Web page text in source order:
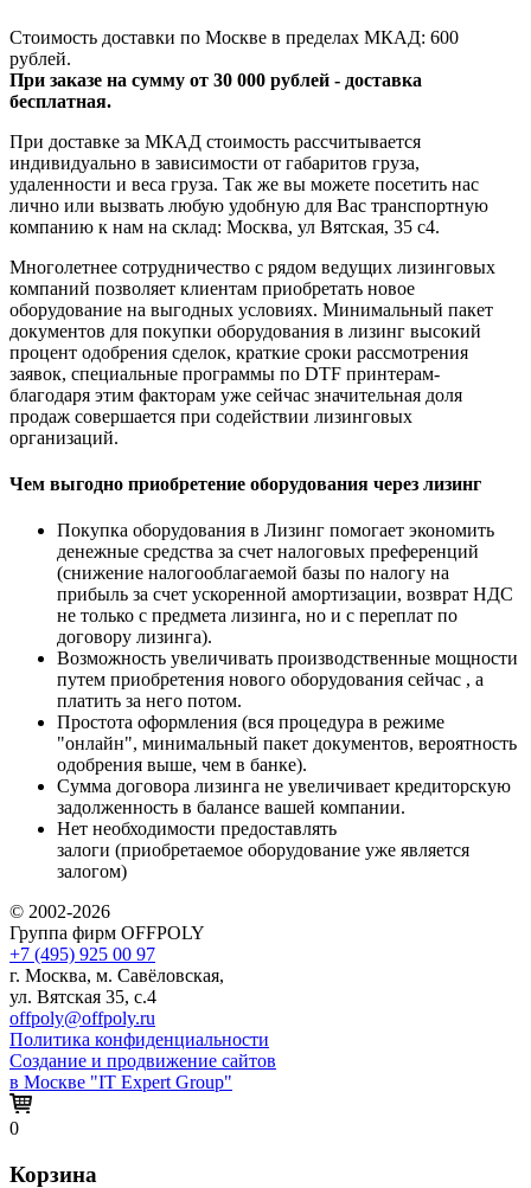
Стоимость доставки по Москве в пределах МКАД: 600
рублей.
При заказе на сумму от 30 000 рублей - доставка
бесплатная.
При доставке за МКАД стоимость рассчитывается
индивидуально в зависимости от габаритов груза,
удаленности и веса груза. Так же вы можете посетить нас
лично или вызвать любую удобную для Вас транспортную
компанию к нам на склад: Москва, ул Вятская, 35 c4.
Многолетнее сотрудничество с рядом ведущих лизинговых
компаний позволяет клиентам приобретать новое
оборудование на выгодных условиях. Минимальный пакет
документов для покупки оборудования в лизинг высокий
процент одобрения сделок, краткие сроки рассмотрения
заявок, специальные программы по DTF принтерам-
благодаря этим факторам уже сейчас значительная доля
продаж совершается при содействии лизинговых
организаций.
Чем выгодно приобретение оборудования через лизинг
Покупка оборудования в Лизинг помогает экономить
денежные средства за счет налоговых преференций
(снижение налогооблагаемой базы по налогу на
прибыль за счет ускоренной амортизации, возврат НДС
не только с предмета лизинга, но и с переплат по
договору лизинга).
Возможность увеличивать производственные мощности
путем приобретения нового оборудования сейчас , а
платить за него потом.
Простота оформления (вся процедура в режиме
"онлайн", минимальный пакет документов, вероятность
одобрения выше, чем в банке).
Сумма договора лизинга не увеличивает кредиторскую
задолженность в балансе вашей компании.
Нет необходимости предоставлять
залоги (приобретаемое оборудование уже является
залогом)
© 2002-2026
Группа фирм OFFPOLY
+7 (495) 925 00 97
г. Москва, м. Савёловская,
ул. Вятская 35, с.4
offpoly@offpoly.ru
Политика конфиденциальности
Создание и продвижение сайтов
в Москве "IT Expert Group"
0
Корзина